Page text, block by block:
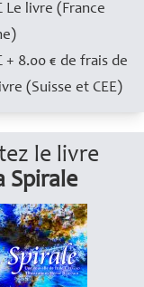
Le livre (France
+ 8.00 € de frais de
(Suisse et CEE)
le livre
Spirale